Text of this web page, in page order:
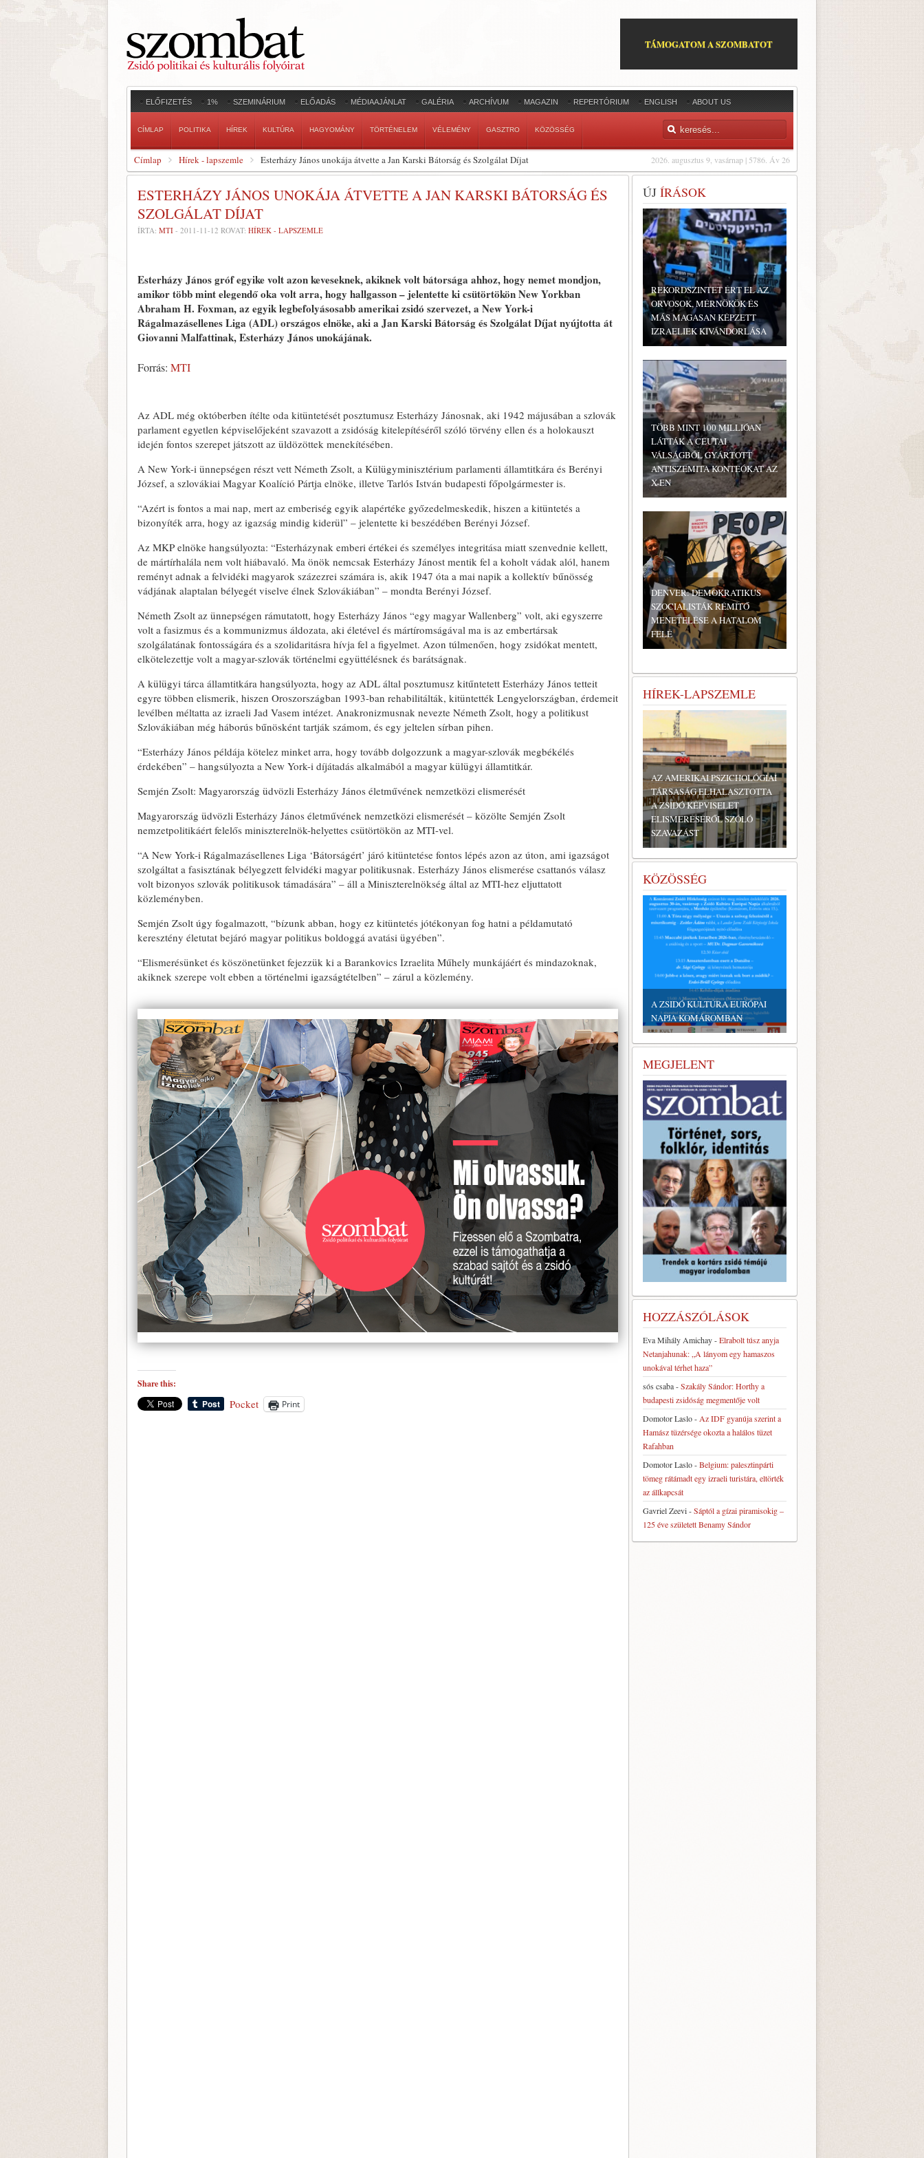
TÁMOGATOM A SZOMBATOT
ELŐFIZETÉS 1% SZEMINÁRIUM ELŐADÁS MÉDIAAJÁNLAT GALÉRIA ARCHÍVUM MAGAZIN REPERTÓRIUM ENGLISH ABOUT US
CÍMLAP POLITIKA HÍREK KULTÚRA HAGYOMÁNY TÖRTÉNELEM VÉLEMÉNY GASZTRO KÖZÖSSÉG
2026. augusztus 9, vasárnap | 5786. Áv 26
Címlap Hírek - lapszemle Esterházy János unokája átvette a Jan Karski Bátorság és Szolgálat Díjat
ESTERHÁZY JÁNOS UNOKÁJA ÁTVETTE A JAN KARSKI BÁTORSÁG ÉS
SZOLGÁLAT DÍJAT
ÍRTA: MTI - 2011-11-12 ROVAT: HÍREK - LAPSZEMLE
Esterházy János gróf egyike volt azon keveseknek, akiknek volt bátorsága ahhoz, hogy nemet mondjon,
amikor több mint elegendő oka volt arra, hogy hallgasson – jelentette ki csütörtökön New Yorkban
Abraham H. Foxman, az egyik legbefolyásosabb amerikai zsidó szervezet, a New York-i
Rágalmazásellenes Liga (ADL) országos elnöke, aki a Jan Karski Bátorság és Szolgálat Díjat nyújtotta át
Giovanni Malfattinak, Esterházy János unokájának.
Forrás: MTI
Az ADL még októberben ítélte oda kitüntetését posztumusz Esterházy Jánosnak, aki 1942 májusában a szlovák
parlament egyetlen képviselőjeként szavazott a zsidóság kitelepítéséről szóló törvény ellen és a holokauszt
idején fontos szerepet játszott az üldözöttek menekítésében.
A New York-i ünnepségen részt vett Németh Zsolt, a Külügyminisztérium parlamenti államtitkára és Berényi
József, a szlovákiai Magyar Koalíció Pártja elnöke, illetve Tarlós István budapesti főpolgármester is.
“Azért is fontos a mai nap, mert az emberiség egyik alapértéke győzedelmeskedik, hiszen a kitüntetés a
bizonyíték arra, hogy az igazság mindig kiderül” – jelentette ki beszédében Berényi József.
Az MKP elnöke hangsúlyozta: “Esterházynak emberi értékei és személyes integritása miatt szenvednie kellett,
de mártírhalála nem volt hiábavaló. Ma önök nemcsak Esterházy Jánost mentik fel a koholt vádak alól, hanem
reményt adnak a felvidéki magyarok százezrei számára is, akik 1947 óta a mai napik a kollektív bűnösség
vádjának alaptalan bélyegét viselve élnek Szlovákiában” – mondta Berényi József.
Németh Zsolt az ünnepségen rámutatott, hogy Esterházy János “egy magyar Wallenberg” volt, aki egyszerre
volt a fasizmus és a kommunizmus áldozata, aki életével és mártíromságával ma is az embertársak
szolgálatának fontosságára és a szolidaritásra hívja fel a figyelmet. Azon túlmenően, hogy zsidókat mentett,
elkötelezettje volt a magyar-szlovák történelmi együttélésnek és barátságnak.
A külügyi tárca államtitkára hangsúlyozta, hogy az ADL által posztumusz kitűntetett Esterházy János tetteit
egyre többen elismerik, hiszen Oroszországban 1993-ban rehabilitálták, kitüntették Lengyelországban, érdemeit
levélben méltatta az izraeli Jad Vasem intézet. Anakronizmusnak nevezte Németh Zsolt, hogy a politikust
Szlovákiában még háborús bűnösként tartják számom, és egy jeltelen sírban pihen.
“Esterházy János példája kötelez minket arra, hogy tovább dolgozzunk a magyar-szlovák megbékélés
érdekében” – hangsúlyozta a New York-i díjátadás alkalmából a magyar külügyi államtitkár.
Semjén Zsolt: Magyarország üdvözli Esterházy János életművének nemzetközi elismerését
Magyarország üdvözli Esterházy János életművének nemzetközi elismerését – közölte Semjén Zsolt
nemzetpolitikáért felelős miniszterelnök-helyettes csütörtökön az MTI-vel.
“A New York-i Rágalmazásellenes Liga ‘Bátorságért’ járó kitüntetése fontos lépés azon az úton, ami igazságot
szolgáltat a fasisztának bélyegzett felvidéki magyar politikusnak. Esterházy János elismerése csattanós válasz
volt bizonyos szlovák politikusok támadására” – áll a Miniszterelnökség által az MTI-hez eljuttatott
közleményben.
Semjén Zsolt úgy fogalmazott, “bízunk abban, hogy ez kitüntetés jótékonyan fog hatni a példamutató
keresztény életutat bejáró magyar politikus boldoggá avatási ügyében”.
“Elismerésünket és köszönetünket fejezzük ki a Barankovics Izraelita Műhely munkájáért és mindazoknak,
akiknek szerepe volt ebben a történelmi igazságtételben” – zárul a közlemény.
Share this:
Pocket Print
ÚJ ÍRÁSOK
REKORDSZINTET ÉRT EL AZ
ORVOSOK, MÉRNÖKÖK ÉS
MÁS MAGASAN KÉPZETT
IZRAELIEK KIVÁNDORLÁSA
TÖBB MINT 100 MILLIÓAN
LÁTTÁK A CEUTAI
VÁLSÁGBÓL GYÁRTOTT
ANTISZEMITA KONTEÓKAT AZ
X-EN
DENVER: DEMOKRATIKUS
SZOCIALISTÁK RÉMÍTŐ
MENETELÉSE A HATALOM
FELÉ
HÍREK-LAPSZEMLE
AZ AMERIKAI PSZICHOLÓGIAI
TÁRSASÁG ELHALASZTOTTA
A ZSIDÓ KÉPVISELET
ELISMERÉSÉRŐL SZÓLÓ
SZAVAZÁST
KÖZÖSSÉG
A ZSIDÓ KULTÚRA EURÓPAI
NAPJA KOMÁROMBAN
MEGJELENT
HOZZÁSZÓLÁSOK
Eva Mihály Amichay-Elrabolt túsz anyja
Netanjahunak: „A lányom egy hamaszos
unokával térhet haza”
sós csaba-Szakály Sándor: Horthy a
budapesti zsidóság megmentője volt
Domotor Laslo- Az IDF gyanúja szerint a
Hamász tüzérsége okozta a halálos tüzet
Rafahban
Domotor Laslo-Belgium: palesztinpárti
tömeg rátámadt egy izraeli turistára, eltörték
az állkapcsát
Gavriel Zeevi-Sáptól a gízai piramisokig –
125 éve született Benamy Sándor